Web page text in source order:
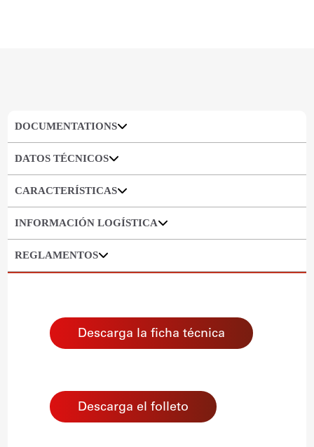
DOCUMENTATIONS
DATOS TÉCNICOS
CARACTERÍSTICAS
INFORMACIÓN LOGÍSTICA
REGLAMENTOS
Descarga la ficha técnica
Descarga el folleto